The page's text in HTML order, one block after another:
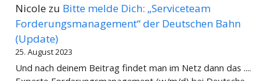
Nicole zu Bitte melde Dich: „Serviceteam
Forderungsmanagement“ der Deutschen Bahn
(Update)
25. August 2023
Und nach deinem Beitrag findet man im Netz dann das ....